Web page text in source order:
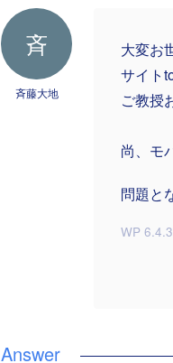
斉
斉藤大地
大変お
サイト
ご教授
尚、モ
問題と
WP 6.4.3